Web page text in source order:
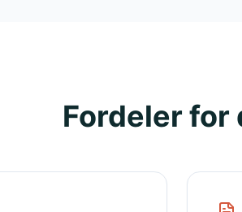
Fordeler for